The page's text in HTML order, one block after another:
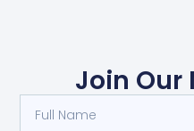
Join Our